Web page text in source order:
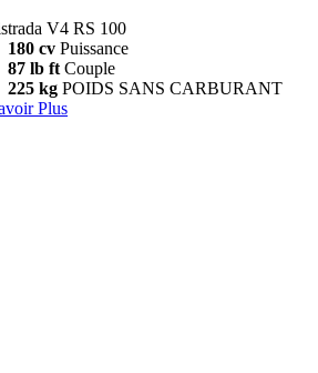
V4 RS 100
180 cv Puissance
87 lb ft Couple
225 kg POIDS SANS CARBURANT
Plus